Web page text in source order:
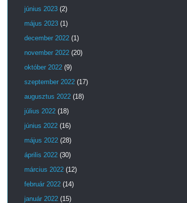
június 2023 (2)
május 2023 (1)
december 2022 (1)
november 2022 (20)
október 2022 (9)
szeptember 2022 (17)
augusztus 2022 (18)
július 2022 (18)
június 2022 (16)
május 2022 (28)
április 2022 (30)
március 2022 (12)
február 2022 (14)
január 2022 (15)